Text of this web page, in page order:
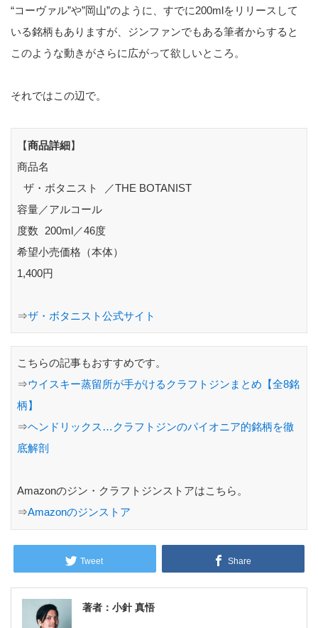
“コーヴァル”や”岡山”のように、すでに200mlをリリースして
いる銘柄もありますが、ジンファンでもある筆者からすると
このような動きがさらに広がって欲しいところ。
それではこの辺で。
【商品詳細】
商品名
ザ・ボタニスト ／THE BOTANIST
容量／アルコール
度数 200ml／46度
希望小売価格（本体）
1,400円
⇒ザ・ボタニスト公式サイト
こちらの記事もおすすめです。
⇒ウイスキー蒸留所が手がけるクラフトジンまとめ【全8銘
柄】
⇒ヘンドリックス…クラフトジンのパイオニア的銘柄を徹
底解剖
Amazonのジン・クラフトジンストアはこちら。
⇒Amazonのジンストア
Tweet Share
著者：小針 真悟